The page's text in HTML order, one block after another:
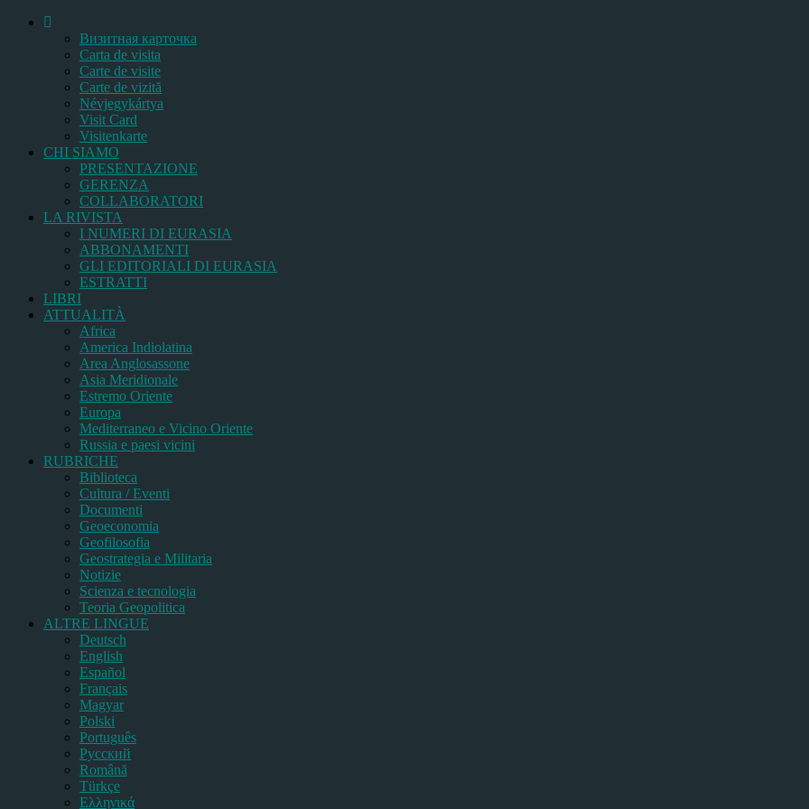
Bизитная карточка
Carta de visita
Carte de visite
Carte de vizită
Névjegykártya
Visit Card
Visitenkarte
CHI SIAMO
PRESENTAZIONE
GERENZA
COLLABORATORI
LA RIVISTA
I NUMERI DI EURASIA
ABBONAMENTI
GLI EDITORIALI DI EURASIA
ESTRATTI
LIBRI
ATTUALITÀ
Africa
America Indiolatina
Area Anglosassone
Asia Meridionale
Estremo Oriente
Europa
Mediterraneo e Vicino Oriente
Russia e paesi vicini
RUBRICHE
Biblioteca
Cultura / Eventi
Documenti
Geoeconomia
Geofilosofia
Geostrategia e Militaria
Notizie
Scienza e tecnologia
Teoria Geopolitica
ALTRE LINGUE
Deutsch
English
Español
Français
Magyar
Polski
Português
Pусский
Română
Türkçe
Ελληνικά